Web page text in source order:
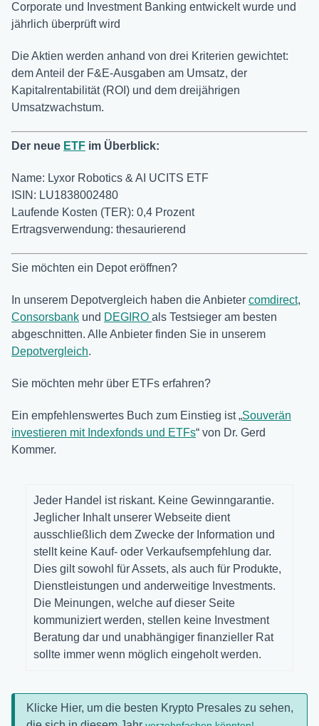
Corporate und Investment Banking entwickelt wurde und
jährlich überprüft wird
Die Aktien werden anhand von drei Kriterien gewichtet:
dem Anteil der F&E-Ausgaben am Umsatz, der
Kapitalrentabilität (ROI) und dem dreijährigen
Umsatzwachstum.
Der neue ETF im Überblick:
Name: Lyxor Robotics & AI UCITS ETF
ISIN: LU1838002480
Laufende Kosten (TER): 0,4 Prozent
Ertragsverwendung: thesaurierend
Sie möchten ein Depot eröffnen?
In unserem Depotvergleich haben die Anbieter comdirect,
Consorsbank und DEGIRO als Testsieger am besten
abgeschnitten. Alle Anbieter finden Sie in unserem
Depotvergleich.
Sie möchten mehr über ETFs erfahren?
Ein empfehlenswertes Buch zum Einstieg ist „Souverän
investieren mit Indexfonds und ETFs“ von Dr. Gerd
Kommer.
Jeder Handel ist riskant. Keine Gewinngarantie.
Jeglicher Inhalt unserer Webseite dient
ausschließlich dem Zwecke der Information und
stellt keine Kauf- oder Verkaufsempfehlung dar.
Dies gilt sowohl für Assets, als auch für Produkte,
Dienstleistungen und anderweitige Investments.
Die Meinungen, welche auf dieser Seite
kommuniziert werden, stellen keine Investment
Beratung dar und unabhängiger finanzieller Rat
sollte immer wenn möglich eingeholt werden.
Klicke Hier, um die besten Krypto Presales zu sehen,